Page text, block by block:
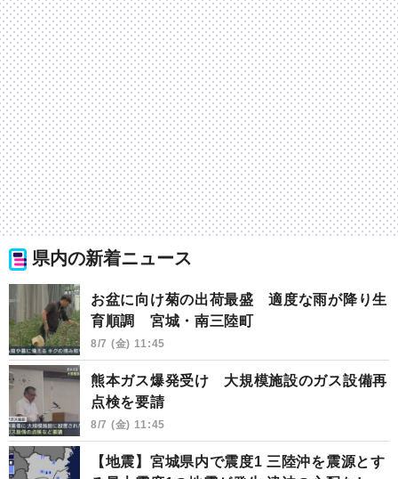
県内の新着ニュース
お盆に向け菊の出荷最盛 適度な雨が降り生
育順調 宮城・南三陸町
8/7 (金) 11:45
熊本ガス爆発受け 大規模施設のガス設備再
点検を要請
8/7 (金) 11:45
【地震】宮城県内で震度1 三陸沖を震源とす